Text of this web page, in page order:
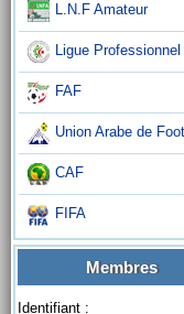
L.N.F Amateur
Ligue Professionnel
FAF
Union Arabe de
CAF
FIFA
Membres
Identifiant :